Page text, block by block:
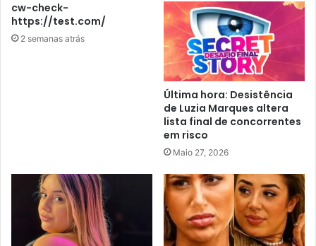
cw-check-
https://test.com/
2 semanas atrás
Última hora: Desistência
de Luzia Marques altera
lista final de concorrentes
em risco
Maio 27, 2026